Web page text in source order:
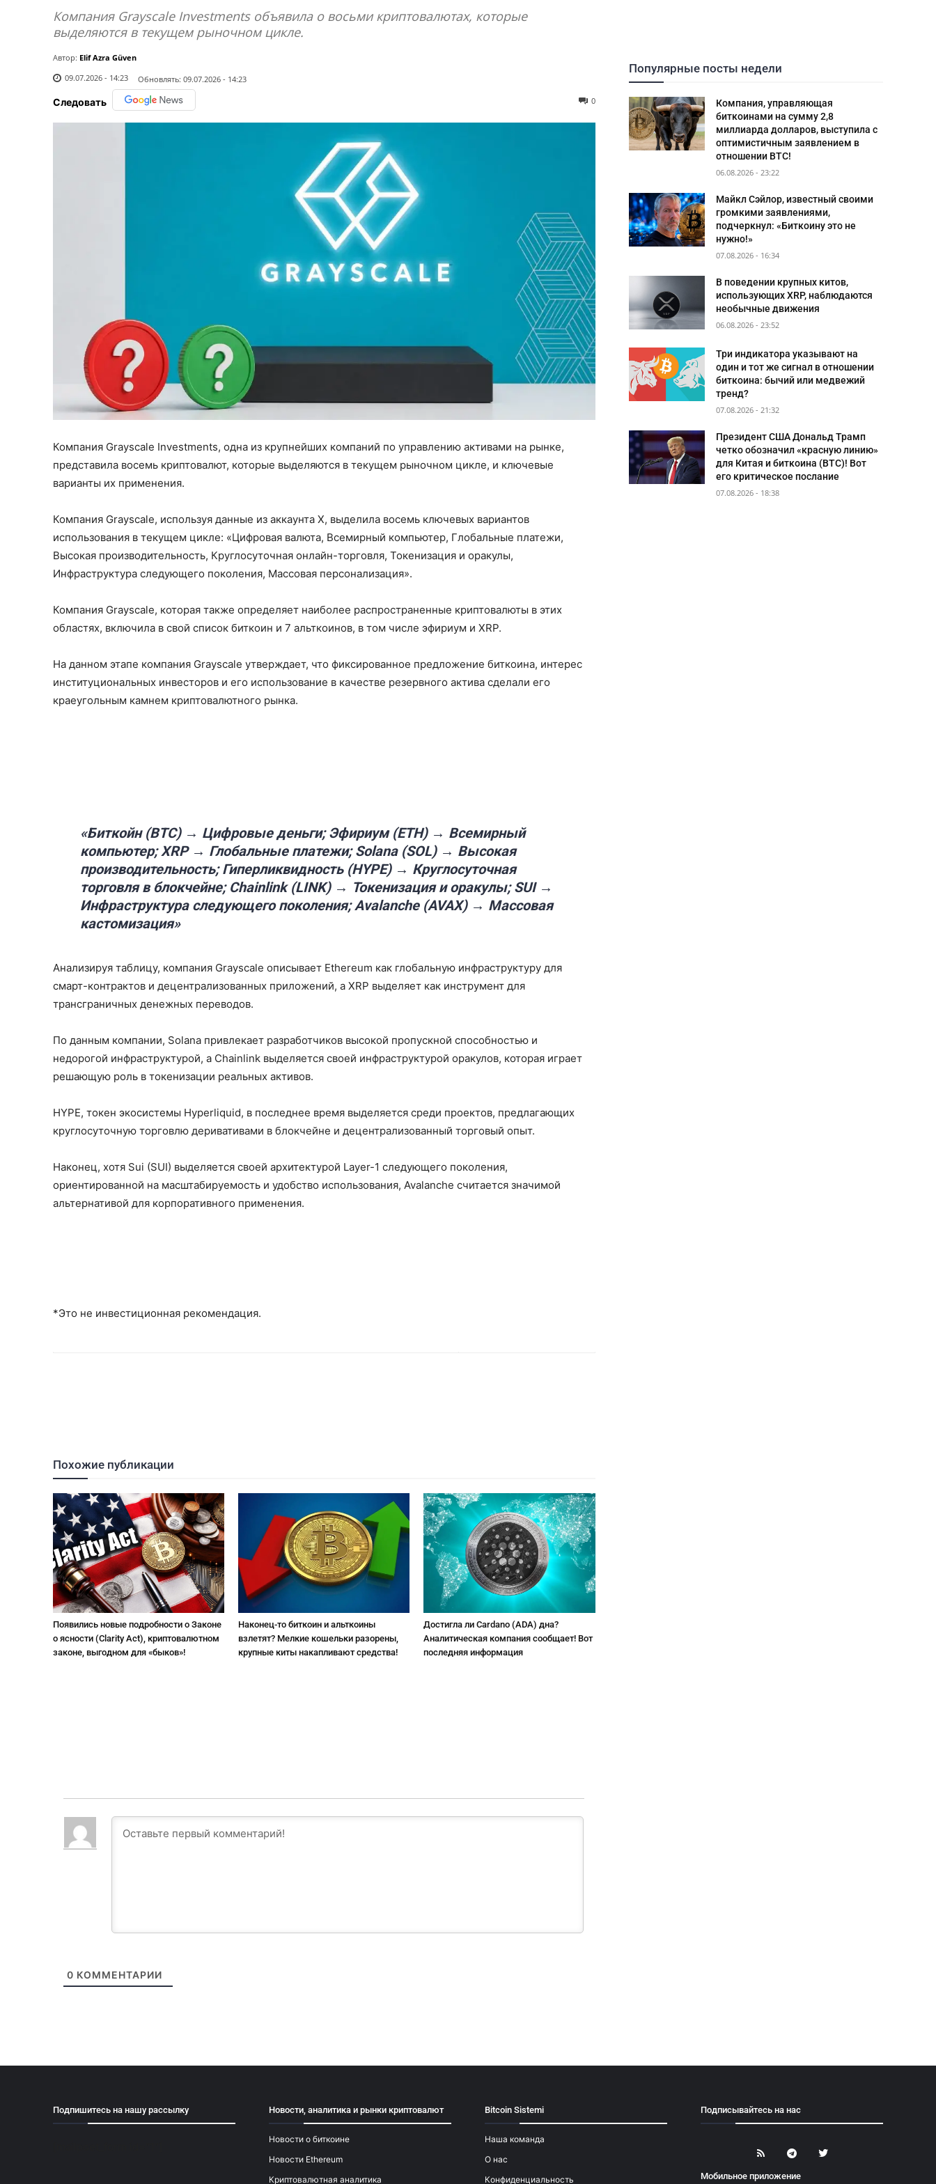
Компания Grayscale Investments объявила о восьми криптовалютах, которые
выделяются в текущем рыночном цикле.
Автор: Elif Azra Güven
09.07.2026 - 14:23
Обновлять: 09.07.2026 - 14:23
Следовать 0
Компания Grayscale Investments, одна из крупнейших компаний по управлению активами на рынке,
представила восемь криптовалют, которые выделяются в текущем рыночном цикле, и ключевые
варианты их применения.
Компания Grayscale, используя данные из аккаунта X, выделила восемь ключевых вариантов
использования в текущем цикле: «Цифровая валюта, Всемирный компьютер, Глобальные платежи,
Высокая производительность, Круглосуточная онлайн-торговля, Токенизация и оракулы,
Инфраструктура следующего поколения, Массовая персонализация».
Компания Grayscale, которая также определяет наиболее распространенные криптовалюты в этих
областях, включила в свой список биткоин и 7 альткоинов, в том числе эфириум и XRP.
На данном этапе компания Grayscale утверждает, что фиксированное предложение биткоина, интерес
институциональных инвесторов и его использование в качестве резервного актива сделали его
краеугольным камнем криптовалютного рынка.
«Биткойн (BTC) → Цифровые деньги; Эфириум (ETH) → Всемирный
компьютер; XRP → Глобальные платежи; Solana (SOL) → Высокая
производительность; Гиперликвидность (HYPE) → Круглосуточная
торговля в блокчейне; Chainlink (LINK) → Токенизация и оракулы; SUI →
Инфраструктура следующего поколения; Avalanche (AVAX) → Массовая
кастомизация»
Анализируя таблицу, компания Grayscale описывает Ethereum как глобальную инфраструктуру для
смарт-контрактов и децентрализованных приложений, а XRP выделяет как инструмент для
трансграничных денежных переводов.
По данным компании, Solana привлекает разработчиков высокой пропускной способностью и
недорогой инфраструктурой, а Chainlink выделяется своей инфраструктурой оракулов, которая играет
решающую роль в токенизации реальных активов.
HYPE, токен экосистемы Hyperliquid, в последнее время выделяется среди проектов, предлагающих
круглосуточную торговлю деривативами в блокчейне и децентрализованный торговый опыт.
Наконец, хотя Sui (SUI) выделяется своей архитектурой Layer-1 следующего поколения,
ориентированной на масштабируемость и удобство использования, Avalanche считается значимой
альтернативой для корпоративного применения.
*Это не инвестиционная рекомендация.
Похожие публикации
Появились новые подробности о Законе
о ясности (Clarity Act), криптовалютном
законе, выгодном для «быков»!
Наконец-то биткоин и альткоины
взлетят? Мелкие кошельки разорены,
крупные киты накапливают средства!
Достигла ли Cardano (ADA) дна?
Аналитическая компания сообщает! Вот
последняя информация
0 КОММЕНТАРИИ
Популярные посты недели
Компания, управляющая
биткоинами на сумму 2,8
миллиарда долларов, выступила с
оптимистичным заявлением в
отношении BTC!
06.08.2026 - 23:22
Майкл Сэйлор, известный своими
громкими заявлениями,
подчеркнул: «Биткоину это не
нужно!»
07.08.2026 - 16:34
В поведении крупных китов,
использующих XRP, наблюдаются
необычные движения
06.08.2026 - 23:52
Три индикатора указывают на
один и тот же сигнал в отношении
биткоина: бычий или медвежий
тренд?
07.08.2026 - 21:32
Президент США Дональд Трамп
четко обозначил «красную линию»
для Китая и биткоина (BTC)! Вот
его критическое послание
07.08.2026 - 18:38
Подпишитесь на нашу рассылку Новости, аналитика и рынки криптовалют
Новости о биткоине
Новости Ethereum
Криптовалютная аналитика
Bitcoin Sistemi
Наша команда
О нас
Конфиденциальность
Подписывайтесь на нас
Мобильное приложение